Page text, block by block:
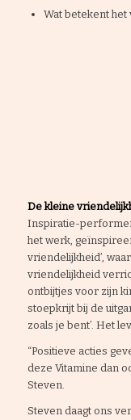
Wat betekent
De kleine
Inspiratie-
het werk,
vriendelijkheid’,
vriendelijkheid
ontbijtjes voor zijn
stoepkrijt bij de
zoals je bent’. Het
“Positieve acties
deze Vitamine dan
Steven.
Steven daagt ons